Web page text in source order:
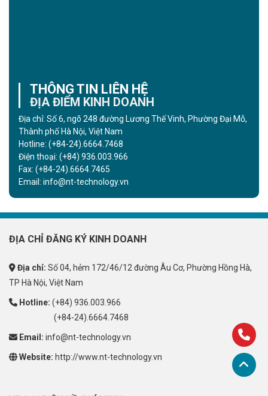
THÔNG TIN LIÊN HỆ
ĐỊA ĐIỂM KINH DOANH
Địa chỉ: Số 6, ngõ 248 đường Lương Thế Vinh, Phường Đại Mỗ,
Thành phố Hà Nội, Việt Nam
Hotline: (+84-24).6664.7468
Điện thoại: (+84) 936.003.966
Fax: (+84-24).6664.7465
Email: info@nt-technology.vn
ĐỊA CHỈ ĐĂNG KÝ KINH DOANH
Địa chỉ: Số 04, hẻm 172/46/12 đường Âu Cơ, Phường Hồng Hà,
TP Hà Nội, Việt Nam
Hotline: (+84) 936.003.966
(+84-24).6664.7468
Email: info@nt-technology.vn
Website: http://www.nt-technology.vn